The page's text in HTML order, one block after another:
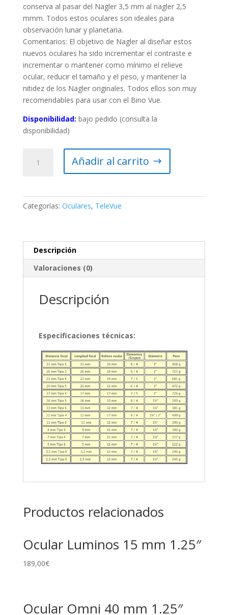
conserva al pasar del Nagler 3,5 mm al nagler 2,5
mmm. Todos estos oculares son ideales para
observación lunar y planetaria.
Comentarios: El objetivo de Nagler al diseñar estos
nuevos oculares ha sido incrementar el contraste e
incrementar o mantener como mínimo el relieve
ocular, reducir el tamaño y el peso, y mantener la
nitidez de los Nagler originales. Todos ellos son muy
recomendables para usar con el Bino Vue.
Disponibilidad: bajo pedido (consulta la
disponibilidad)
TeleVue
cantidad
Añadir al carrito
Categorías: Oculares, TeleVue
Descripción
Valoraciones (0)
Descripción
Especificaciones técnicas:
Productos relacionados
Ocular Luminos 15 mm 1.25″
189,00€
Ocular Omni 40 mm 1.25″